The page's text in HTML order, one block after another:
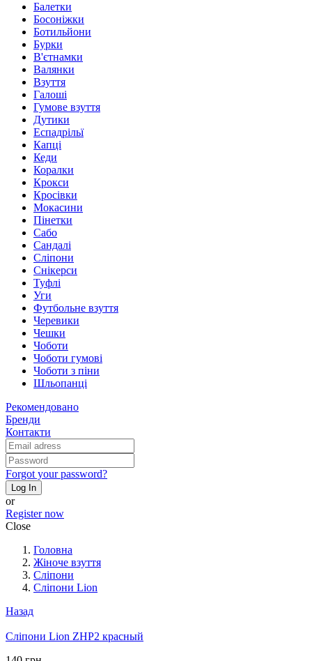
Балетки
Босоніжки
Ботильйони
Бурки
В'єтнамки
Валянки
Взуття
Галоші
Гумове взуття
Дутики
Еспадрільї
Капці
Кеди
Коралки
Крокси
Кросівки
Мокасини
Пінетки
Сабо
Сандалі
Сліпони
Снікерси
Туфлі
Уги
Футбольне взуття
Черевики
Чешки
Чоботи
Чоботи гумові
Чоботи з піни
Шльопанці
Рекомендовано
Бренди
Контакти
Forgot your password?
Log In
or
Register now
Close
Головна
Жіноче взуття
Сліпони
Сліпони Lion
Назад
Сліпони Lion ZHP2 красный